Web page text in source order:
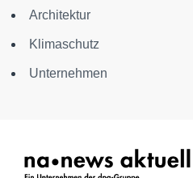
Architektur
Klimaschutz
Unternehmen